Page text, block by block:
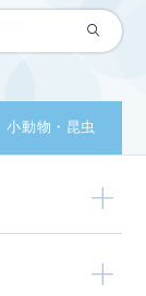
小動物・昆虫